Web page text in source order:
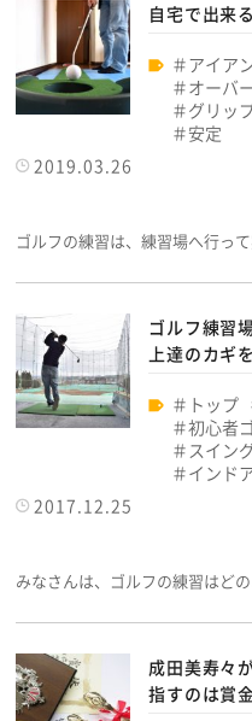
自宅で出来
アイア
オーバ
グリッ
安定
2019.03.26
ゴルフの練習は、練習場へ行っ
ゴルフ練習
上達のカギ
トップ
初心者
スイン
インド
2017.12.25
みなさんは、ゴルフの練習はど
成田美寿々
指すのは賞